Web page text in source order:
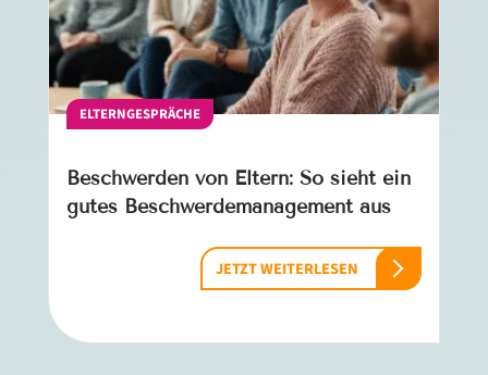
ELTERNGESPRÄCHE
Beschwerden von Eltern: So sieht ein
gutes Beschwerdemanagement aus
JETZT WEITERLESEN